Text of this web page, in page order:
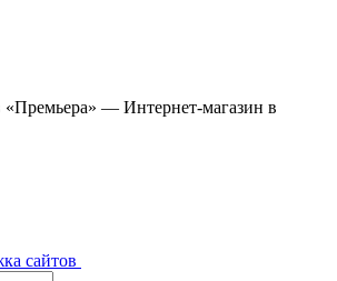
— Интернет-магазин в
сайтов